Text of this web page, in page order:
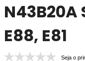
N43B20A
E88, E81
Seja o